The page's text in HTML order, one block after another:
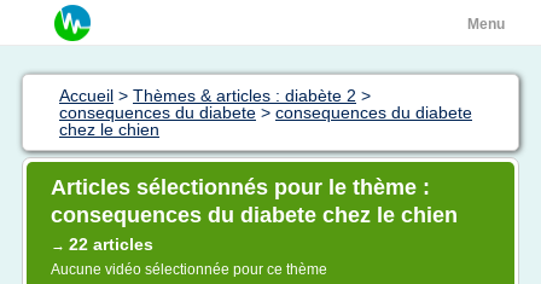
Menu
Accueil > Thèmes & articles : diabète 2 >
consequences du diabete > consequences du diabete
chez le chien
Articles sélectionnés pour le thème :
consequences du diabete chez le chien
→ 22 articles
Aucune vidéo sélectionnée pour ce thème